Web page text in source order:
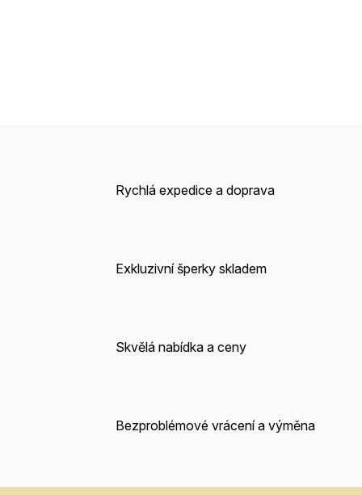
Rychlá expedice a doprava
Exkluzivní šperky skladem
Skvělá nabídka a ceny
Bezproblémové vrácení a výměna